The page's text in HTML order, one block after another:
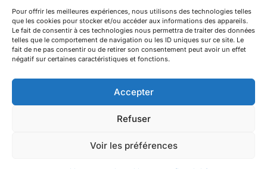
Pour offrir les meilleures expériences, nous utilisons des technologies telles
que les cookies pour stocker et/ou accéder aux informations des appareils.
Le fait de consentir à ces technologies nous permettra de traiter des données
telles que le comportement de navigation ou les ID uniques sur ce site. Le
fait de ne pas consentir ou de retirer son consentement peut avoir un effet
négatif sur certaines caractéristiques et fonctions.
Accepter
Refuser
Voir les préférences
Tous droits réservés.